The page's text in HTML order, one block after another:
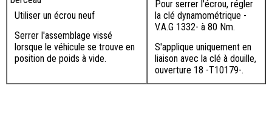
Utiliser un écrou neuf
Serrer l'assemblage vissé
lorsque le véhicule se trouve en
position de poids à vide.
Pour serrer l'écrou, régler
la clé dynamométrique -
V.A.G 1332- à 80 Nm.
S'applique uniquement en
liaison avec la clé à douille,
ouverture 18 -T10179-.